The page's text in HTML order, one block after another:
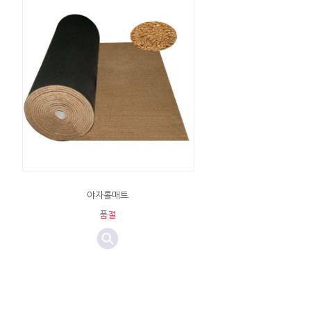
야자롤매트
품절